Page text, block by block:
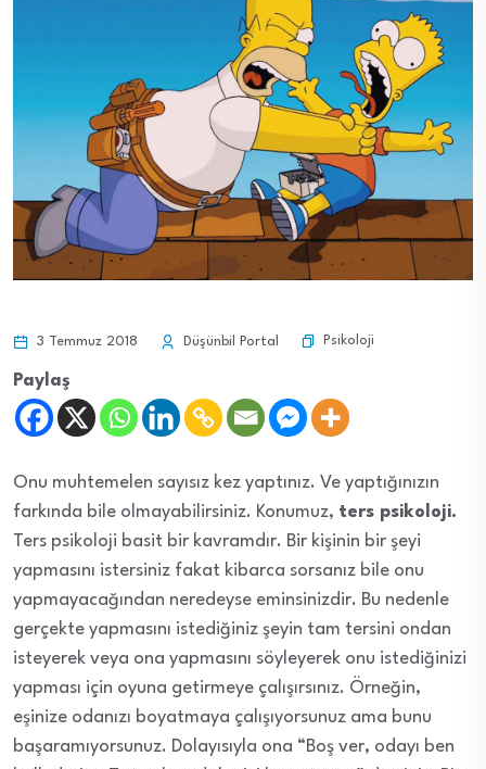
3 Temmuz 2018 Düşünbil Portal Psikoloji
Paylaş
Onu muhtemelen sayısız kez yaptınız. Ve yaptığınızın
farkında bile olmayabilirsiniz. Konumuz, ters psikoloji.
Ters psikoloji basit bir kavramdır. Bir kişinin bir şeyi
yapmasını istersiniz fakat kibarca sorsanız bile onu
yapmayacağından neredeyse eminsinizdir. Bu nedenle
gerçekte yapmasını istediğiniz şeyin tam tersini ondan
isteyerek veya ona yapmasını söyleyerek onu istediğinizi
yapması için oyuna getirmeye çalışırsınız. Örneğin,
eşinize odanızı boyatmaya çalışıyorsunuz ama bunu
başaramıyorsunuz. Dolayısıyla ona “Boş ver, odayı ben